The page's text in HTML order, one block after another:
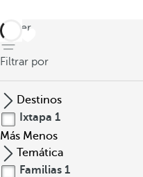
volver
Filtrar por
Destinos
Ixtapa 1
Más Menos
Temática
Familias 1